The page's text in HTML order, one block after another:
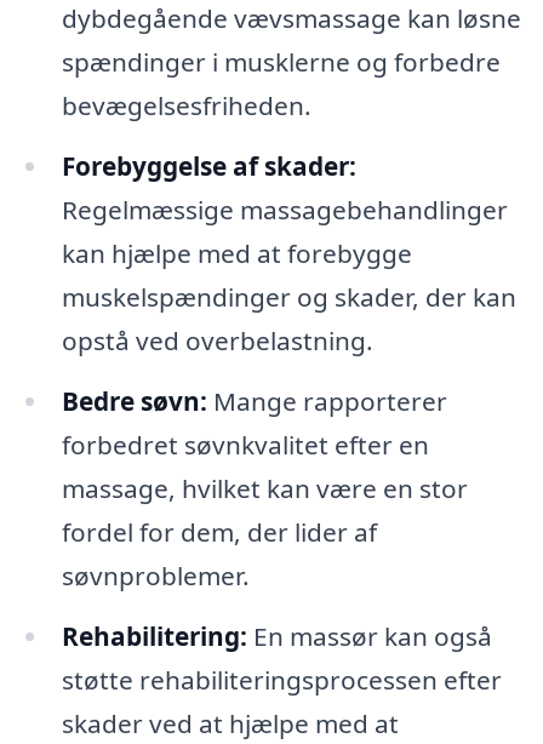
dybdegående vævsmassage kan løsne
spændinger i musklerne og forbedre
bevægelsesfriheden.
Forebyggelse af skader:
Regelmæssige massagebehandlinger
kan hjælpe med at forebygge
muskelspændinger og skader, der kan
opstå ved overbelastning.
Bedre søvn: Mange rapporterer
forbedret søvnkvalitet efter en
massage, hvilket kan være en stor
fordel for dem, der lider af
søvnproblemer.
Rehabilitering: En massør kan også
støtte rehabiliteringsprocessen efter
skader ved at hjælpe med at